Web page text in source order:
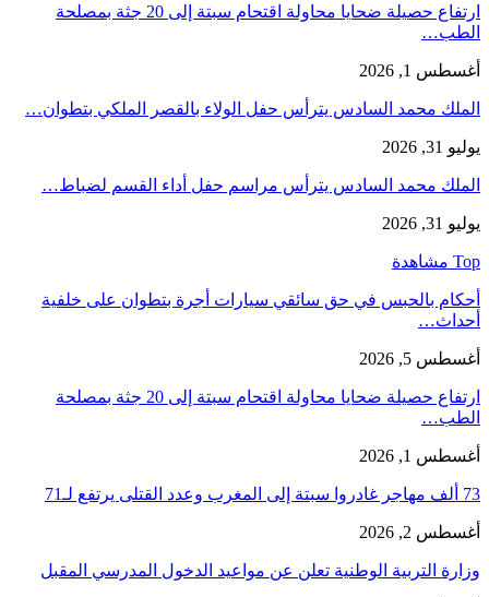
ارتفاع حصيلة ضحايا محاولة اقتحام سبتة إلى 20 جثة بمصلحة
الطب…
أغسطس 1, 2026
الملك محمد السادس يترأس حفل الولاء بالقصر الملكي بتطوان…
يوليو 31, 2026
الملك محمد السادس يترأس مراسم حفل أداء القسم لضباط…
يوليو 31, 2026
Top مشاهدة
أحكام بالحبس في حق سائقي سيارات أجرة بتطوان على خلفية
أحداث…
أغسطس 5, 2026
ارتفاع حصيلة ضحايا محاولة اقتحام سبتة إلى 20 جثة بمصلحة
الطب…
أغسطس 1, 2026
73 ألف مهاجر غادروا سبتة إلى المغرب وعدد القتلى يرتفع لـ71
أغسطس 2, 2026
وزارة التربية الوطنية تعلن عن مواعيد الدخول المدرسي المقبل